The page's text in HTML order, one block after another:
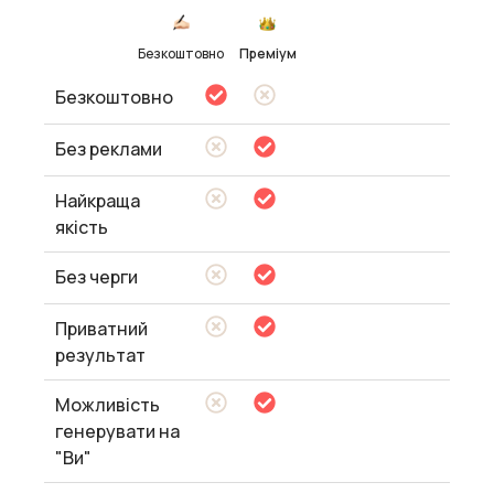
Безкоштовно Преміум
Безкоштовно
Без реклами
Найкраща
якість
Без черги
Приватний
результат
Можливість
генерувати на
"Ви"